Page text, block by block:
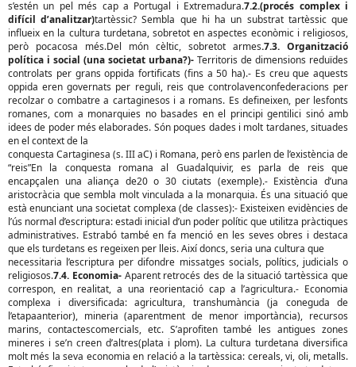
s’estén un pel més cap a Portugal i Extremadura.7.2.(procés complex i
difícil d’analitzar)tartèssic? Sembla que hi ha un substrat tartèssic que
influeix en la cultura turdetana, sobretot en aspectes econòmic i religiosos,
però pocacosa més.Del món cèltic, sobretot armes.7.3. Organització
política i social (una societat urbana?)- Territoris de dimensions reduïdes
controlats per grans oppida fortificats (fins a 50 ha).- Es creu que aquests
oppida eren governats per reguli, reis que controlavenconfederacions per
recolzar o combatre a cartaginesos i a romans. Es defineixen, per lesfonts
romanes, com a monarquies no basades en el principi gentilici sinó amb
idees de poder més elaborades. Són poques dades i molt tardanes, situades
en el context de la
conquesta Cartaginesa (s. III aC) i Romana, però ens parlen de l’existència de
“reis”En la conquesta romana al Guadalquivir, es parla de reis que
encapçalen una aliança de20 o 30 ciutats (exemple).- Existència d’una
aristocràcia que sembla molt vinculada a la monarquia. És una situació que
està enunciant una societat complexa (de classes):- Existeixen evidències de
l’ús normal d’escriptura: estadi inicial d’un poder polític que utilitza pràctiques
administratives. Estrabó també en fa menció en les seves obres i destaca
que els turdetans es regeixen per lleis. Així doncs, seria una cultura que
necessitaria l’escriptura per difondre missatges socials, polítics, judicials o
religiosos.7.4. Economia-Aparent retrocés des de la situació tartèssica que
correspon, en realitat, a una reorientació cap a l’agricultura.- Economia
complexa i diversificada: agricultura, transhumància (ja coneguda de
l’etapaanterior), mineria (aparentment de menor importància), recursos
marins, contactescomercials, etc. S’aprofiten també les antigues zones
mineres i se’n creen d’altres(plata i plom). La cultura turdetana diversifica
molt més la seva economia en relació a la tartèssica: cereals, vi, oli, metalls.